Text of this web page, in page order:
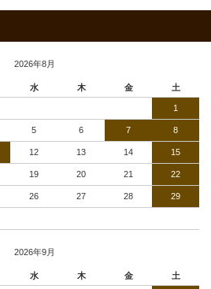
2026年8月
水 木 金 土
1
5 6 7 8
12 13 14 15
19 20 21 22
26 27 28 29
2026年9月
水 木 金 土